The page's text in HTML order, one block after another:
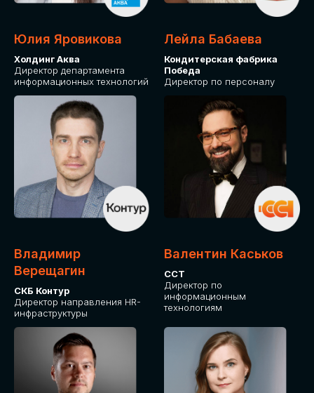
Юлия Яровикова
Холдинг Аква
Директор департамента
информационных технологий
Лейла Бабаева
Кондитерская фабрика
Победа
Директор по персоналу
Владимир
Верещагин
СКБ Контур
Директор направления HR-
инфраструктуры
Валентин Каськов
ССТ
Директор по
информационным
технологиям